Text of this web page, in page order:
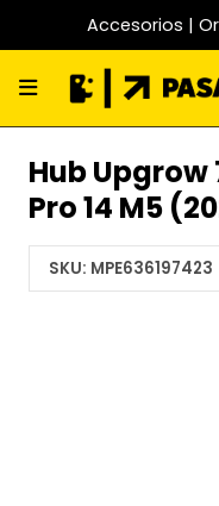
Accesorios |
Hub
Pro 14 M5
SKU: MPE636197423